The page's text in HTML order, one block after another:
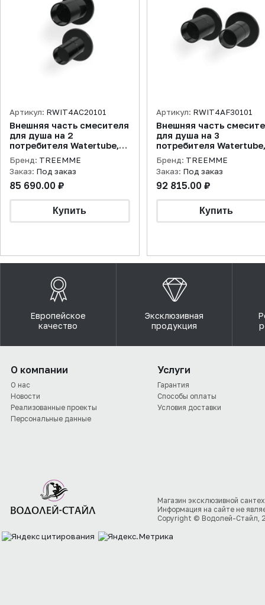
Артикул: RWIT4AC20101
Внешняя часть смесителя
для душа на 2
потребителя Watertube,
оружейный металл PVD
Бренд: TREEMME
Заказ: Под заказ
85 690.00 ₽
Артикул: RWIT4AF30101
Внешняя часть
для душа на 3
потребителя Watertube,
оружейный металл PVD
Бренд: TREEMME
Заказ: Под заказ
92 815.00 ₽
Европейское
качество
Эксклюзивная
продукция
О компании
О нас
Новости
Реализованные проекты
Персональные данные
Услуги
Гарантия
Способы оплаты
Условия доставки
Магазин эксклюзивной
Информация на сайте не
Copyright © Водолей-Стайл,